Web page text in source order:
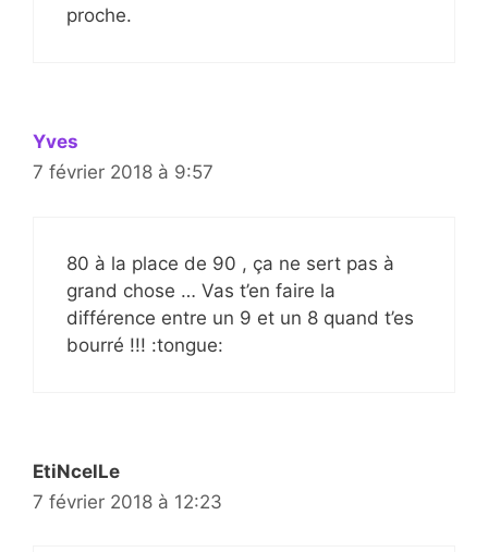
proche.
Yves
7 février 2018 à 9:57
80 à la place de 90 , ça ne sert pas à
grand chose … Vas t’en faire la
différence entre un 9 et un 8 quand t’es
bourré !!! :tongue:
EtiNcelLe
7 février 2018 à 12:23